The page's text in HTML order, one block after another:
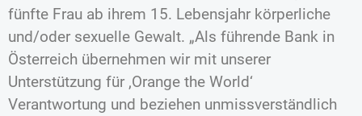
fünfte Frau ab ihrem 15. Lebensjahr körperliche
und/oder sexuelle Gewalt. „Als führende Bank in
Österreich übernehmen wir mit unserer
Unterstützung für ‚Orange the World‘
Verantwortung und beziehen unmissverständlich